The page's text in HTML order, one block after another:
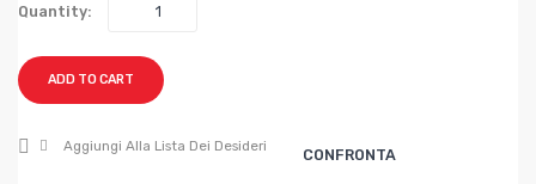
Quantity:
ADD TO CART
Aggiungi Alla Lista Dei Desideri CONFRONTA